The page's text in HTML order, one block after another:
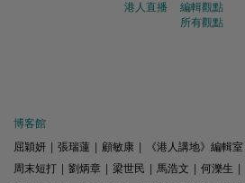
港人直播
編輯觀點
所有觀點
博客館
屈穎妍
張瑞蓮 顧敏康 《港人講地》編輯室
周末短打
劉炳章 梁世民 馬浩文 何濼生